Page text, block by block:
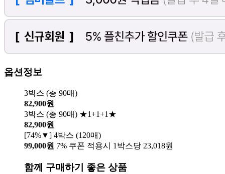
옵션정보
3박스 (총 90매)
82,900원
3박스 (총 90매) ★1+1+1★
82,900원
[74%▼] 4박스 (120매)
99,000원 7% 쿠폰 적용시 1박스당 23,018원
함께 구매하기 좋은 상품